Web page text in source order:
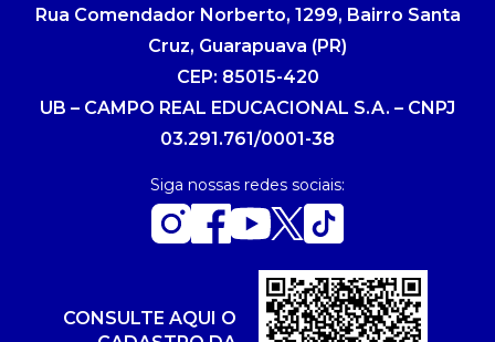
Rua Comendador Norberto, 1299, Bairro Santa
Cruz, Guarapuava (PR)
CEP: 85015-420
UB – CAMPO REAL EDUCACIONAL S.A. – CNPJ
03.291.761/0001-38
Siga nossas redes sociais:
CONSULTE AQUI O